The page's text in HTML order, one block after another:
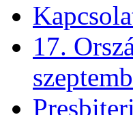
17.